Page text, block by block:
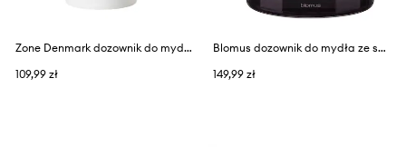
Zone Denmark dozownik do mydła z porcelany
109,99 zł
Blomus dozownik do mydła ze szkła
149,99 zł